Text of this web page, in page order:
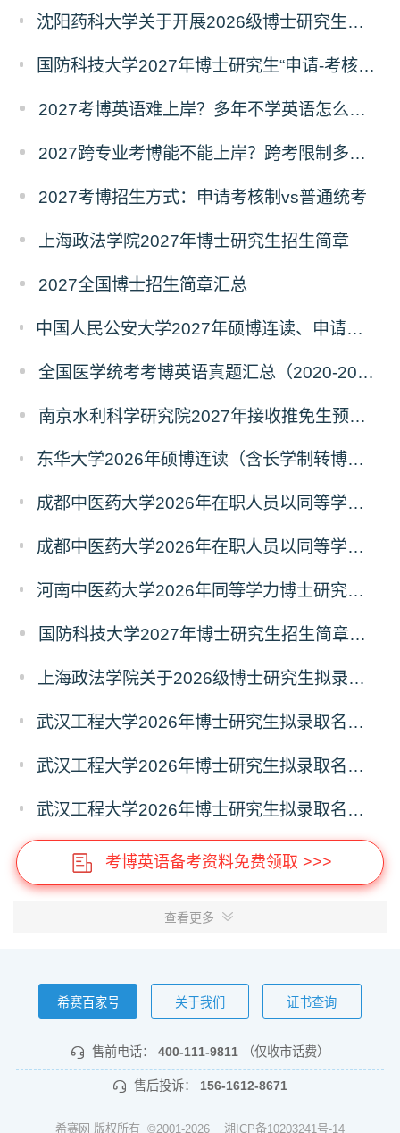
沈阳药科大学关于开展2026级博士研究生录取后信息采集及档案调取等相关工作的通知
国防科技大学2027年博士研究生“申请-考核”制招生专业基础笔试考试大纲
2027考博英语难上岸？多年不学英语怎么备考？
2027跨专业考博能不能上岸？跨考限制多不多？
2027考博招生方式：申请考核制vs普通统考
上海政法学院2027年博士研究生招生简章
2027全国博士招生简章汇总
中国人民公安大学2027年硕博连读、申请考核、本科直博博士研究生招生报名事宜的通知
全国医学统考考博英语真题汇总（2020-2026年）
南京水利科学研究院2027年接收推免生预报名公告
东华大学2026年硕博连读（含长学制转博）博士研究生拟录取名单公示
成都中医药大学2026年在职人员以同等学力申请中西医结合博士学术学位招生章程
成都中医药大学2026年在职人员以同等学力申请中医博士专业学位招生章程
河南中医药大学2026年同等学力博士研究生招生拟进入复试人员名单公示
国防科技大学2027年博士研究生招生简章（预发版）
上海政法学院关于2026级博士研究生拟录取后续相关事宜的通知
武汉工程大学2026年博士研究生拟录取名单公示（普通招考）（第四批）
武汉工程大学2026年博士研究生拟录取名单公示（普通招考）（第五批）
武汉工程大学2026年博士研究生拟录取名单公示（普通招考）（第六批）
考博英语备考资料免费领取 >>>
查看更多
希赛百家号 关于我们 证书查询
售前电话： 400-111-9811 （仅收市话费）
售后投诉： 156-1612-8671
希赛网 版权所有 ©2001-2026 湘ICP备10203241号-14